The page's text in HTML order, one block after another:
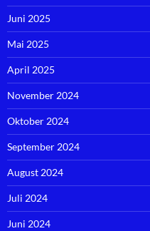
Juni 2025
Mai 2025
April 2025
November 2024
Oktober 2024
September 2024
August 2024
Juli 2024
Juni 2024